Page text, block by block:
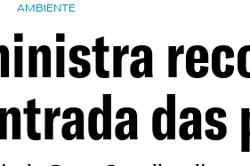
AMBIENTE
das